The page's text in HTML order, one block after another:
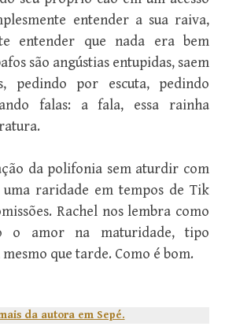
entender a sua raiva,
entender que nada era bem
são angústias entupidas, saem
pedindo por escuta, pedindo
falas: a fala, essa rainha
da polifonia sem aturdir com
uma raridade em tempos de Tik
Rachel nos lembra como
o amor na maturidade, tipo
que tarde. Como é bom.
da autora em Sepé.